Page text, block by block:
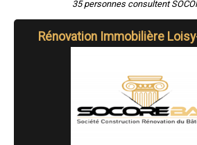
- Entreprise de rénovation
- Entreprise de rénovation immobilière
- Entreprise de rénovation
- Entreprise de rénovation
- Entreprise de rénovation immobilière à
- Entreprise de rénovation
- Entreprise de rénovation immobilière à
- Entreprise de rénovation immobilière à
35 personnes consultent
Rénovation Immobilière